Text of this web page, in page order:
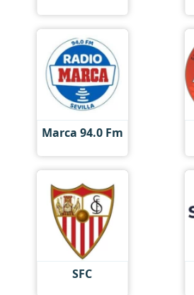
Marca 94.0 Fm
SFC